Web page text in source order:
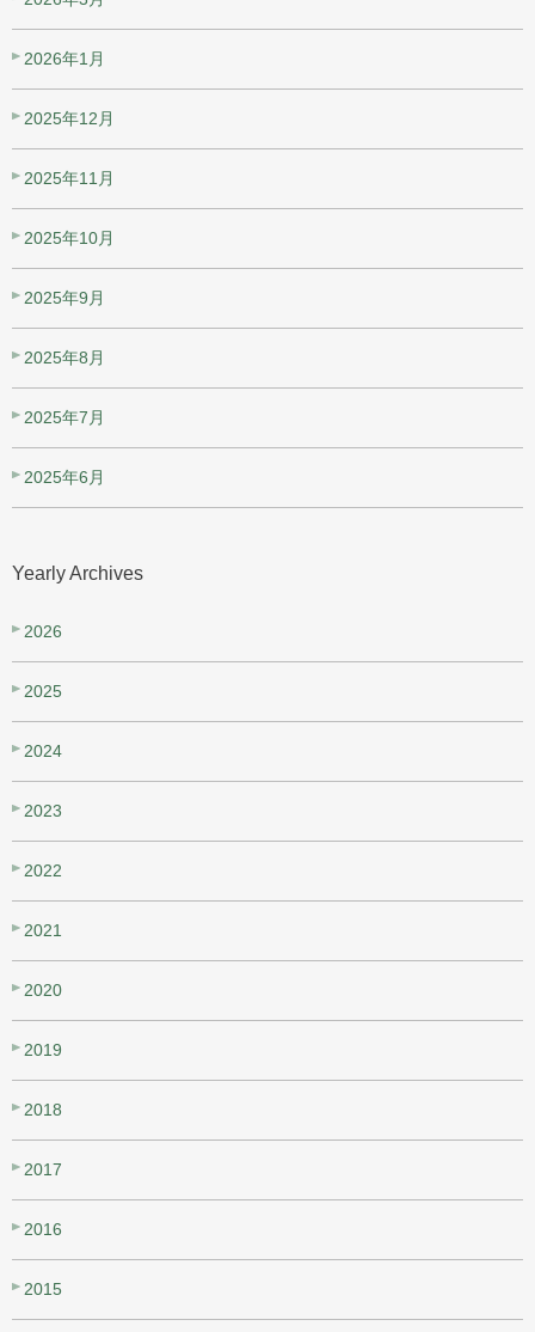
2026年1月
2025年12月
2025年11月
2025年10月
2025年9月
2025年8月
2025年7月
2025年6月
Yearly Archives
2026
2025
2024
2023
2022
2021
2020
2019
2018
2017
2016
2015